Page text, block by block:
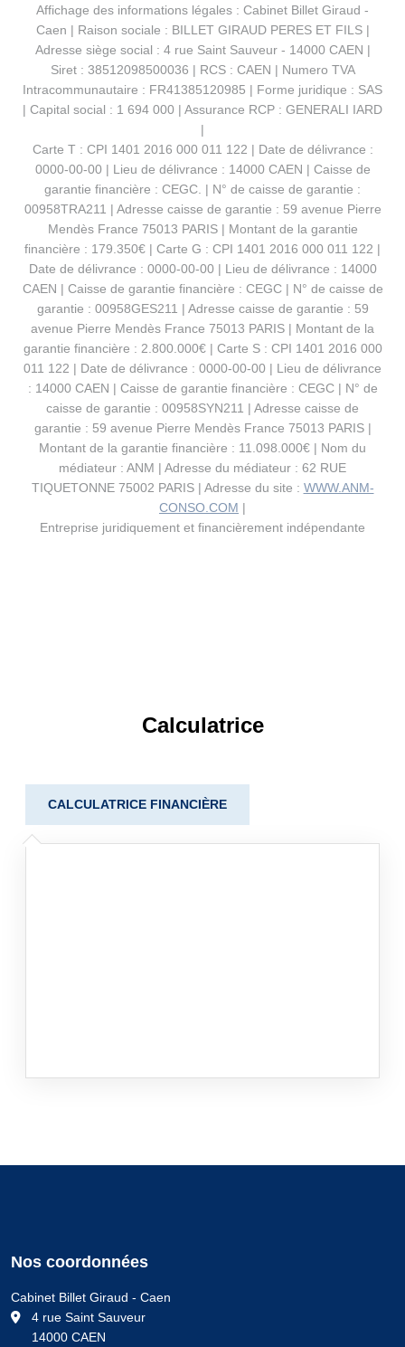
Affichage des informations légales : Cabinet Billet Giraud -
Caen | Raison sociale : BILLET GIRAUD PERES ET FILS |
Adresse siège social : 4 rue Saint Sauveur - 14000 CAEN |
Siret : 38512098500036 | RCS : CAEN | Numero TVA
Intracommunautaire : FR41385120985 | Forme juridique : SAS
| Capital social : 1 694 000 | Assurance RCP : GENERALI IARD
|
Carte T : CPI 1401 2016 000 011 122 | Date de délivrance :
0000-00-00 | Lieu de délivrance : 14000 CAEN | Caisse de
garantie financière : CEGC. | N° de caisse de garantie :
00958TRA211 | Adresse caisse de garantie : 59 avenue Pierre
Mendès France 75013 PARIS | Montant de la garantie
financière : 179.350€ | Carte G : CPI 1401 2016 000 011 122 |
Date de délivrance : 0000-00-00 | Lieu de délivrance : 14000
CAEN | Caisse de garantie financière : CEGC | N° de caisse de
garantie : 00958GES211 | Adresse caisse de garantie : 59
avenue Pierre Mendès France 75013 PARIS | Montant de la
garantie financière : 2.800.000€ | Carte S : CPI 1401 2016 000
011 122 | Date de délivrance : 0000-00-00 | Lieu de délivrance
: 14000 CAEN | Caisse de garantie financière : CEGC | N° de
caisse de garantie : 00958SYN211 | Adresse caisse de
garantie : 59 avenue Pierre Mendès France 75013 PARIS |
Montant de la garantie financière : 11.098.000€ | Nom du
médiateur : ANM | Adresse du médiateur : 62 RUE
TIQUETONNE 75002 PARIS | Adresse du site : WWW.ANM-
CONSO.COM |
Entreprise juridiquement et financièrement indépendante
Calculatrice
CALCULATRICE FINANCIÈRE
Nos coordonnées
Cabinet Billet Giraud - Caen
4 rue Saint Sauveur
14000 CAEN